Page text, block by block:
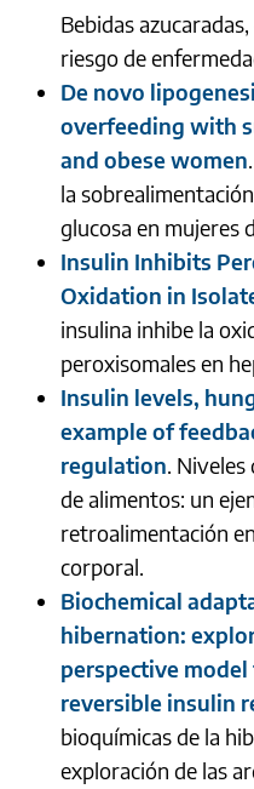
Bebidas
riesgo de
De novo
overfeeding with
and obese women
la
glucosa en mujeres
Insulin Inhibits
Oxidation in
insulina inhibe la
peroxisomales en
Insulin levels,
example of
regulation. Niveles
de alimentos: un
retroalimentación
corporal.
Biochemical
hibernation:
perspective
reversible insulin
bioquímicas de la
exploración de las